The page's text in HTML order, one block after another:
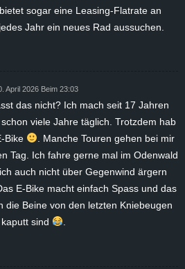
sogar eine Leasing-Flatrate an
Jahr ein neues Rad aussuchen.
April 2026 Beim 23:03
das nicht? Ich mach seit 17 Jahren
viele Jahre täglich. Trotzdem hab
Bike
. Manche Touren gehen bei mir
Tag. Ich fahre gerne mal im Odenwald
auch nicht über Gegenwind ärgern
E-Bike macht einfach Spass und das
die Beine von den letzten Kniebeugen
sind